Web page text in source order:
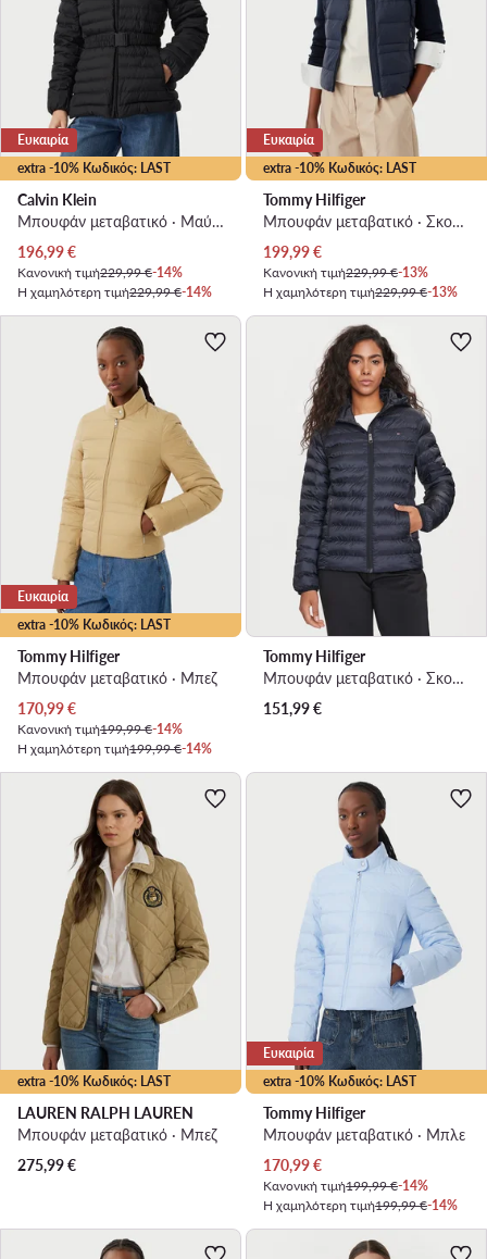
extra -10% Κωδικός: LAST
Ευκαιρία
Calvin Klein
Μπουφάν μεταβατικό · Μαύρο
Τρέχουσα τιμή
196,99€
Κανονική τιμή229,99 €-14%
Η χαμηλότερη τιμή229,99 €-14%
extra -10% Κωδικός: LAST
Ευκαιρία
Tommy Hilfiger
Μπουφάν μεταβατικό · Σκούρο μπλε
Τρέχουσα τιμή
199,99€
Κανονική τιμή229,99 €-13%
Η χαμηλότερη τιμή229,99 €-13%
extra -10% Κωδικός: LAST
Ευκαιρία
Tommy Hilfiger
Μπουφάν μεταβατικό · Μπεζ
Τρέχουσα τιμή
170,99€
Κανονική τιμή199,99 €-14%
Η χαμηλότερη τιμή199,99 €-14%
Tommy Hilfiger
Μπουφάν μεταβατικό · Σκούρο μπλε
151,99€
extra -10% Κωδικός: LAST
LAUREN RALPH LAUREN
Μπουφάν μεταβατικό · Μπεζ
275,99€
extra -10% Κωδικός: LAST
Ευκαιρία
Tommy Hilfiger
Μπουφάν μεταβατικό · Μπλε
Τρέχουσα τιμή
170,99€
Κανονική τιμή199,99 €-14%
Η χαμηλότερη τιμή199,99 €-14%